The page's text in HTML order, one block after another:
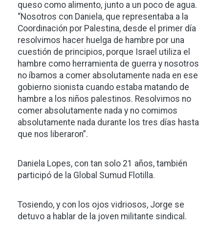
queso como alimento, junto a un poco de agua.
“Nosotros con Daniela, que representaba a la
Coordinación por Palestina, desde el primer día
resolvimos hacer huelga de hambre por una
cuestión de principios, porque Israel utiliza el
hambre como herramienta de guerra y nosotros
no íbamos a comer absolutamente nada en ese
gobierno sionista cuando estaba matando de
hambre a los niños palestinos. Resolvimos no
comer absolutamente nada y no comimos
absolutamente nada durante los tres días hasta
que nos liberaron”.
Daniela Lopes, con tan solo 21 años, también
participó de la Global Sumud Flotilla.
Tosiendo, y con los ojos vidriosos, Jorge se
detuvo a hablar de la joven militante sindical.